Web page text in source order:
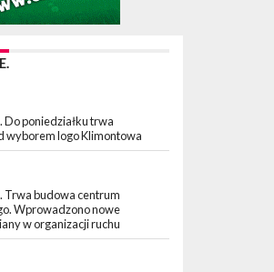
Do poniedziałku trwa
wyborem logo Klimontowa
Trwa budowa centrum
Wprowadzono nowe
w organizacji ruchu